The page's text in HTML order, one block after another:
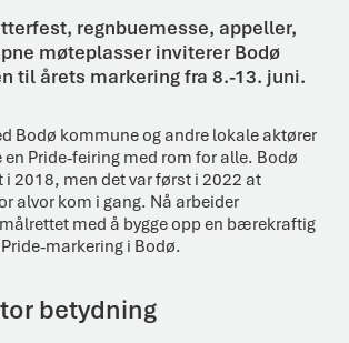
regnbuemesse, appeller,
møteplasser inviterer Bodø
til årets markering fra 8.-13. juni.
Bodø kommune og andre lokale aktører
Pride-feiring med rom for alle. Bodø
i 2018, men det var først i 2022 at
alvor kom i gang. Nå arbeider
med å bygge opp en bærekraftig
markering i Bodø.
betydning